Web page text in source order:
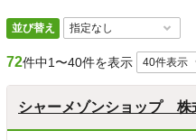
並び替え
72件中1〜40件を表示
シャーメゾンショップ